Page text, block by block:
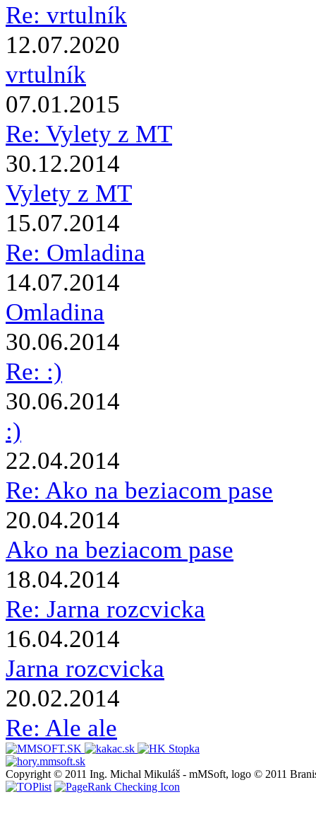
Re: vrtulník
12.07.2020
vrtulník
07.01.2015
Re: Vylety z MT
30.12.2014
Vylety z MT
15.07.2014
Re: Omladina
14.07.2014
Omladina
30.06.2014
Re: :)
30.06.2014
:)
22.04.2014
Re: Ako na beziacom pase
20.04.2014
Ako na beziacom pase
18.04.2014
Re: Jarna rozcvicka
16.04.2014
Jarna rozcvicka
20.02.2014
Re: Ale ale
Copyright © 2011 Ing. Michal Mikuláš - mMSoft, logo © 2011